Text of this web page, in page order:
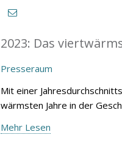
2023: Das
Presseraum
Mit einer
wärmsten Jahre in der
Mehr Lesen